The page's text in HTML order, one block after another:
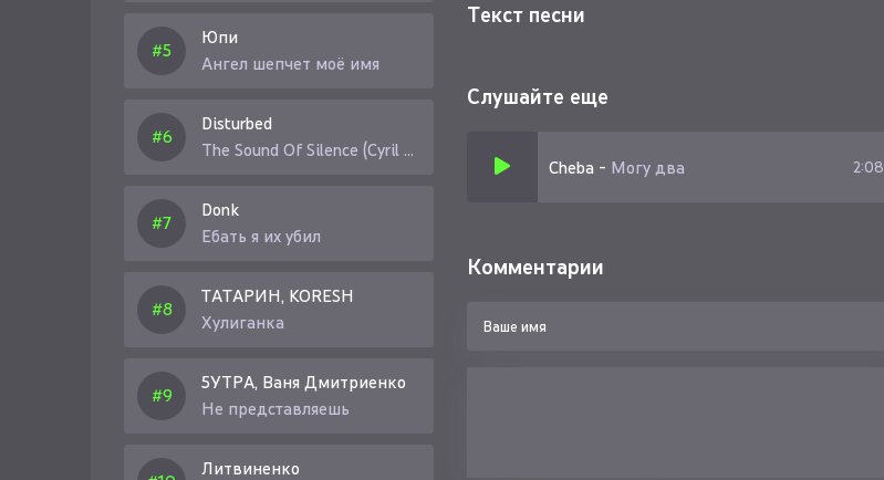
Юпи
Ангел шепчет моё имя
Disturbed
The Sound Of Silence (Cyril Riley Remix)
Donk
Ебать я их убил
ТАТАРИН, KORESH
Хулиганка
5УТРА, Ваня Дмитриенко
Не представляешь
Литвиненко
Текст песни
Слушайте еще
Cheba - Могу два 2:08
Комментарии